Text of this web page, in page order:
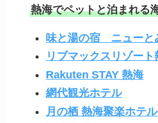
熱海でペットと泊まれる
味と湯の宿 ニューと
リブマックスリゾー
Rakuten STAY 熱海
網代観光ホテル
月の栖 熱海聚楽ホテル